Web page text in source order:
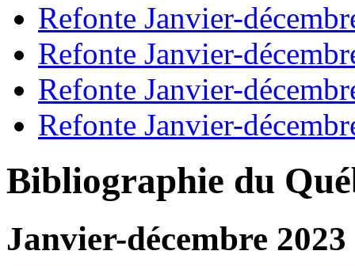
Refonte Janvier-
Refonte Janvier-
Refonte Janvier-
Refonte Janvier-
Bibliographie du
Janvier-décembre 2023